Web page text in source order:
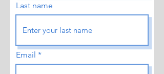
Last name
Email